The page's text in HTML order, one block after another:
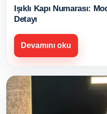
Işıklı Kapı Numarası:
Detayı
Devamını oku